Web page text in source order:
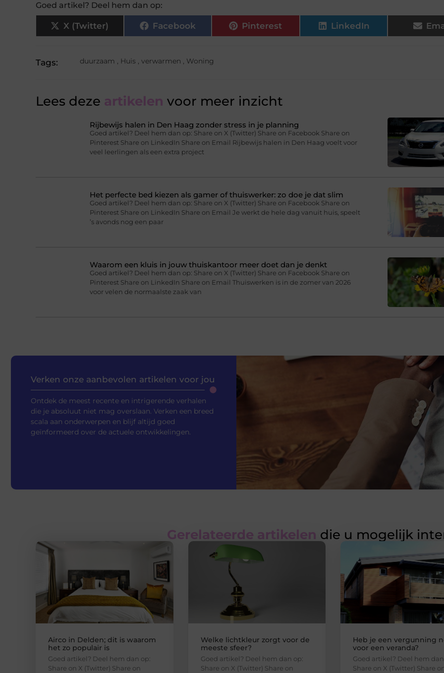
Goed artikel? Deel hem dan op:
X (Twitter) Facebook Pinterest LinkedIn
Tags: duurzaam , Huis , verwarmen , Woning
Lees deze artikelen voor meer inzicht
Rijbewijs halen in Den Haag zonder stress in je planning
Goed artikel? Deel hem dan op: Share on X (Twitter) Share on Facebook Share on
Pinterest Share on LinkedIn Share on Email Rijbewijs halen in Den Haag voelt voor
veel leerlingen als een extra project
Het perfecte bed kiezen als gamer of thuiswerker: zo doe je dat slim
Goed artikel? Deel hem dan op: Share on X (Twitter) Share on Facebook Share on
Pinterest Share on LinkedIn Share on Email Je werkt de hele dag vanuit huis, speelt
’s avonds nog een paar
Waarom een kluis in jouw thuiskantoor meer doet dan je denkt
Goed artikel? Deel hem dan op: Share on X (Twitter) Share on Facebook Share on
Pinterest Share on LinkedIn Share on Email Thuiswerken is in de zomer van 2026
voor velen de normaalste zaak van
Verken onze aanbevolen artikelen voor jou
Ontdek de meest recente en intrigerende verhalen
die je absoluut niet mag overslaan. Verken een breed
scala aan onderwerpen en blijf altijd goed
geïnformeerd over de actuele ontwikkelingen.
Gerelateerde artikelen die u mogelijk
Airco in Delden; dit is waarom
het zo populair is
Goed artikel? Deel hem dan op:
Share on X (Twitter) Share on
Welke lichtkleur zorgt voor de
meeste sfeer?
Goed artikel? Deel hem dan op:
Share on X (Twitter) Share on
Heb je een vergunning
voor een veranda?
Goed artikel? Deel hem
Share on X (Twitter) Share